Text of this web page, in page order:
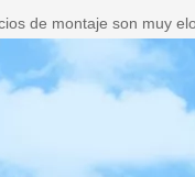
de montaje son muy